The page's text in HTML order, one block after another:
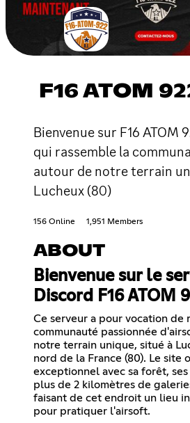
F16 ATOM
Bienvenue sur F16 ATOM
qui rassemble la
autour de notre terrain
Lucheux (80)
156 Online 1,951 Members
ABOUT
Bienvenue sur le
Discord F16 ATOM
Ce serveur a pour vocation de
communauté passionnée
notre terrain unique, situé à
nord de la France (80). Le site
exceptionnel avec sa forêt,
plus de 2 kilomètres de
faisant de cet endroit un lieu
pour pratiquer l'airsoft.